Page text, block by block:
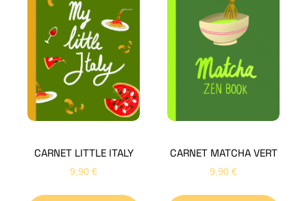
CARNET LITTLE ITALY
9,90 €
CARNET MATCHA VERT
9,90 €